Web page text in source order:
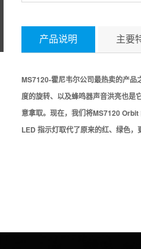
产品说明 主要
MS7120-霍尼韦尔公司最热卖的产品
度的旋转、以及蜂鸣器声音洪亮也是
意拿取。现在，我们将MS7120
LED 指示灯取代了原来的红、绿色，